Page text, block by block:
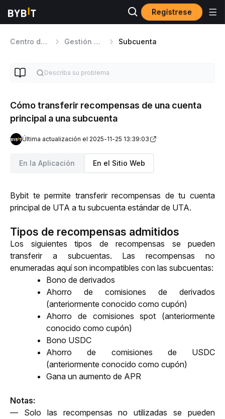
Regístrese
Centro de ayuda Gestión de cuentas Subcuenta
Cómo transferir recompensas de una cuenta
principal a una subcuenta
Última actualización el 2025-11-25 13:39:03
En la Aplicación En el Sitio Web
Bybit te permite transferir recompensas de tu cuenta
principal de UTA a tu subcuenta estándar de UTA.
Tipos de recompensas admitidos
Los siguientes tipos de recompensas se pueden
transferir a subcuentas. Las recompensas no
enumeradas aquí son incompatibles con las subcuentas:
Bono de derivados
Ahorro de comisiones de derivados
(anteriormente conocido como cupón)
Ahorro de comisiones spot (anteriormente
conocido como cupón)
Bono USDC
Ahorro de comisiones de USDC
(anteriormente conocido como cupón)
Gana un aumento de APR
Notas:
— Solo las recompensas no utilizadas se pueden